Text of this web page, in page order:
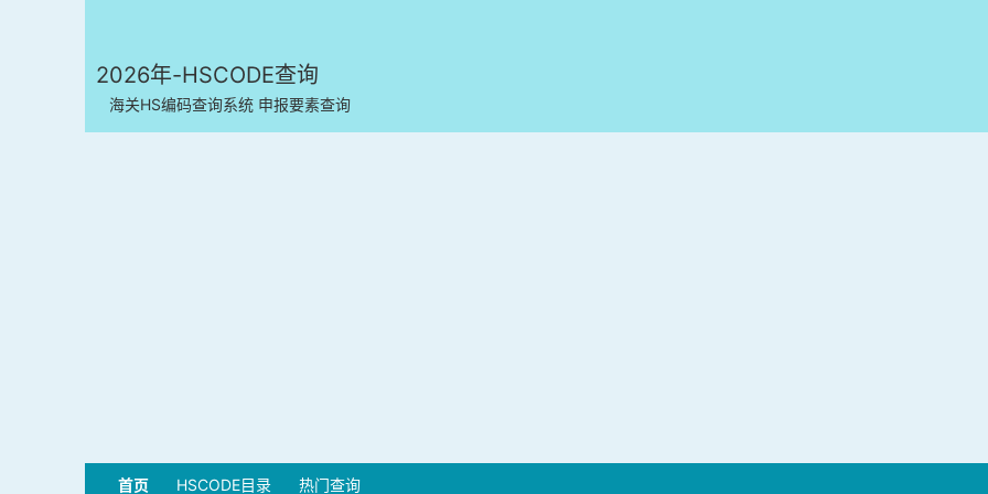
2026年-HSCODE查询
海关HS编码查询系统 申报要素查询
首页 HSCODE目录 热门查询